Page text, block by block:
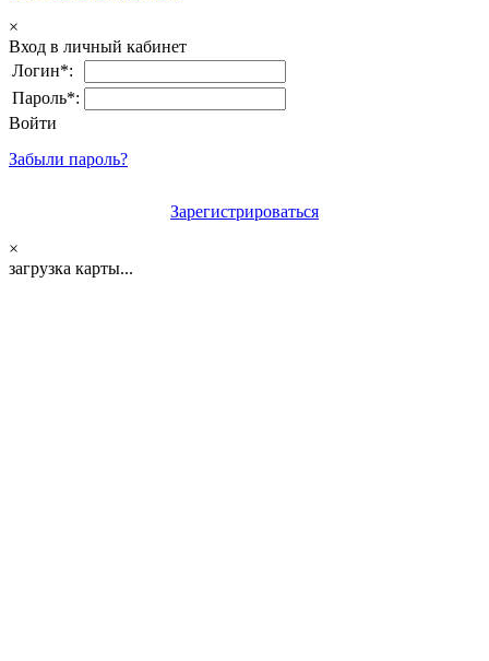
×
Вход в личный кабинет
Логин*:
Пароль*:
Войти
Забыли пароль?
Зарегистрироваться
×
загрузка карты...